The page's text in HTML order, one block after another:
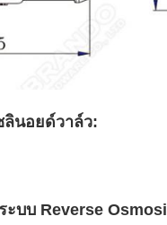
ลินอยด์วาล์ว:
บบ Reverse